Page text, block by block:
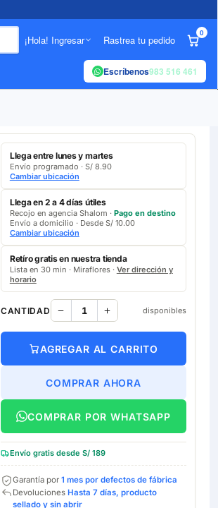
¡Hola! Ingresar Rastrea tu pedido
0
Escríbenos983 516 461
Llega entre lunes y martes
Envío programado · S/ 8.90
Cambiar ubicación
Llega en 2 a 4 días útiles
Recojo en agencia Shalom · Pago en destino
Envío a domicilio · Desde S/ 10.00
Cambiar ubicación
Retíro gratis en nuestra tienda
Lista en 30 min · Miraflores · Ver dirección y
horario
CANTIDAD disponibles
AGREGAR AL CARRITO
COMPRAR AHORA
COMPRAR POR WHATSAPP
Envío gratis desde S/ 189
Garantía por 1 mes por defectos de fábrica
Devoluciones Hasta 7 días, producto
sellado y sin abrir